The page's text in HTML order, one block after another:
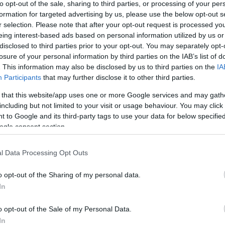
opt-out of the sale, sharing to third parties, or processing of your
for targeted advertising by us, please use the below opt-out
selection. Please note that after your opt-out request is processed
interest-based ads based on personal information utilized by us
to third parties prior to your opt-out. You may separately
of your personal information by third parties on the IAB’s list of
This information may also be disclosed by us to third parties on the
Participants that may further disclose it to other third parties.
that this website/app uses one or more Google services and may
but not limited to your visit or usage behaviour. You may
to Google and its third-party tags to use your data for below
consent section.
Data Processing Opt Outs
opt-out of the Sharing of my personal data.
opt-out of the Sale of my Personal Data.
nem tudod
kattints!
A bejegyzés még nem ért véget! Sőt. »
Tetszik 0
komment
Címkék: arizona base
Még két harapás az almából
2011.04.05. 11:00 -tutuka
A múlt heti almaházas posztunk vicces életet
blog + apple viszonylatban fel kell tűnnie az
linuxos őrültekig. Jobban kommentmágnes
A bejegyzés még nem ért véget! Sőt. »